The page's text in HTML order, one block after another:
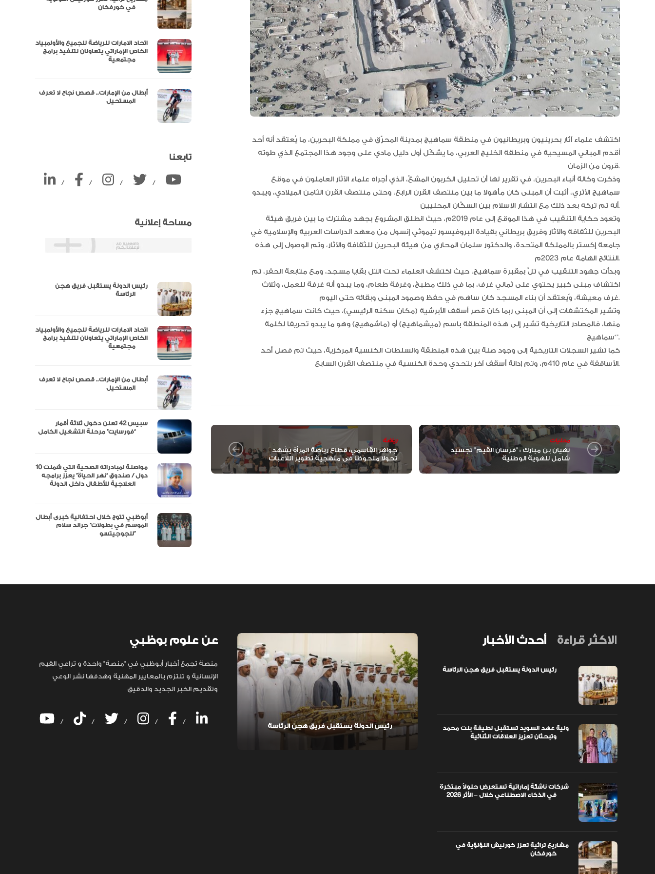
اكتشف علماء آثار بحرينيون وبريطانيون في منطقة سماهيج بمدينة المحرّق في مملكة البحرين، ما يُعتقد أنه أحد
أقدم المباني المسيحية في منطقة الخليج العربي، ما يشكّل أول دليل مادي على وجود هذا المجتمع الذي طوته
قرون من الزمان.
وذكرت وكالة أنباء البحرين، في تقرير لها أن تحليل الكربون المشعّ، الذي أجراه علماء الآثار العاملون في موقع
سماهيج الأثري، أثبت أن المبنى كان مأهولا ما بين منتصف القرن الرابع، وحتى منتصف القرن الثامن الميلادي، ويبدو
أنه تم تركه بعد ذلك مع انتشار الإسلام بين السكّان المحليين.
وتعود حكاية التنقيب في هذا الموقع إلى عام 2019م، حيث انطلق المشروع بجهد مشترك ما بين فريق هيئة
البحرين للثقافة والآثار وفريق بريطاني بقيادة البروفيسور تيموثي إنسول من معهد الدراسات العربية والإسلامية في
جامعة إكستر بالمملكة المتحدة، والدكتور سلمان المحاري من هيئة البحرين للثقافة والآثار، وتم الوصول إلى هذه
النتائج الهامة عام 2023م.
وبدأت جهود التنقيب في تلّ بمقبرة سماهيج، حيث اكتشف العلماء تحت التل بقايا مسجد، ومع متابعة الحفر، تم
اكتشاف مبنى كبير يحتوي على ثماني غرف، بما في ذلك مطبخ، وغرفة طعام، وما يبدو أنه غرفة للعمل، وثلاث
غرف معيشة، وُيعتقد أن بناء المسجد كان ساهم في حفظ وصمود المبنى وبقائه حتى اليوم.
وتشير المكتشفات إلى أن المبنى ربما كان قصر أسقف الأبرشية (مكان سكنه الرئيسي)، حيث كانت سماهيج جزء
منها، فالمصادر التاريخية تشير إلى هذه المنطقة باسم (ميشماهيج) أو (ماشمهيج) وهو ما يبدو تحريفا لكلمة
“سماهيج”.
كما تشير السجلات التاريخية إلى وجود صلة بين هذه المنطقة والسلطات الكنسية المركزية، حيث تم فصل أحد
الأساقفة في عام 410م، وتم إدانة أسقف آخر بتحدي وحدة الكنسية في منتصف القرن السابع.
رياضة
جواهر القاسمي: قطاع رياضة المرأة يشهد
تحولا ملحوظا في منهجية تطوير اللاعبات
محليات
نهيان بن مبارك : "فرسان القيم" تجسيد
شامل للهوية الوطنية
اتحاد الامارات للرياضة للجميع والأولمبياد
الخاص الإماراتي يتعاونان لتنفيذ برامج
أبطال من الإمارات.. قصص نجاح لا تعرف
العلاقات الاقتصادية والاستثمارية بين
البلدين تشهد نموا متسارعا
تابعنا
/ / / /
مساحة إعلانية
رئيس الدولة يستقبل فريق هجن
اتحاد الامارات للرياضة للجميع والأولمبياد
الخاص الإماراتي يتعاونان لتنفيذ برامج
أبطال من الإمارات.. قصص نجاح لا تعرف
سبيس 42 تعلن دخول ثلاثة أقمار
“فورسايت” مرحلة التشغيل الكامل
مواصلة لمبادراته الصحية التي شملت 10
دول / صندوق “نهر الحياة” يعزز برامجه
أبوظبي تتوج خلال احتفالية كبرى أبطال
الموسم في بطولات” جراند سلام
للجوجيتسو”
الإمارات تعزز ريادتها العالمية في جمال
ضمن الفئة “A”
عن علوم بوظبي
منصة تجمع أخبار أبوظبي في "منصة" واحدة و تراعي القيم
الإنسانية و تلتزم بالمعايير المهنية وهدفها نشر الوعي
وتقديم الخبر الجديد والدقيق
/ / / / /
رئيس الدولة يستقبل فريق هجن الرئاسة
أحدث الأخبار الاكثر قراءة
ولية عهد السويد تستقبل لطيفة بنت محمد
شركات ناشئة إماراتية تستعرض حلولاً مبتكرة
مشاريع تراثية تعزز كورنيش اللؤلؤية في